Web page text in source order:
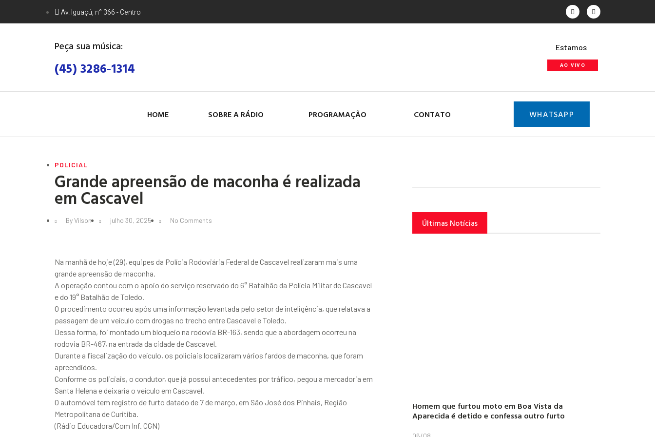
Av. Iguaçú, n° 366 - Centro
Peça sua música:
(45) 3286-1314
Estamos
AO VIVO
HOME SOBRE A RÁDIO PROGRAMAÇÃO CONTATO WHATSAPP
POLICIAL
Grande apreensão de maconha é realizada
em Cascavel
ByVilson julho 30, 2025 No Comments
Na manhã de hoje (29), equipes da Polícia Rodoviária Federal de Cascavel realizaram mais uma
grande apreensão de maconha.
A operação contou com o apoio do serviço reservado do 6° Batalhão da Polícia Militar de Cascavel
e do 19° Batalhão de Toledo.
O procedimento ocorreu após uma informação levantada pelo setor de inteligência, que relatava a
passagem de um veículo com drogas no trecho entre Cascavel e Toledo.
Dessa forma, foi montado um bloqueio na rodovia BR-163, sendo que a abordagem ocorreu na
rodovia BR-467, na entrada da cidade de Cascavel.
Durante a fiscalização do veículo, os policiais localizaram vários fardos de maconha, que foram
apreendidos.
Conforme os policiais, o condutor, que já possui antecedentes por tráfico, pegou a mercadoria em
Santa Helena e deixaria o veículo em Cascavel.
O automóvel tem registro de furto datado de 7 de março, em São José dos Pinhais, Região
Metropolitana de Curitiba.
(Rádio Educadora/Com Inf. CGN)
Últimas Notícias
Homem que furtou moto em Boa Vista da
Aparecida é detido e confessa outro furto